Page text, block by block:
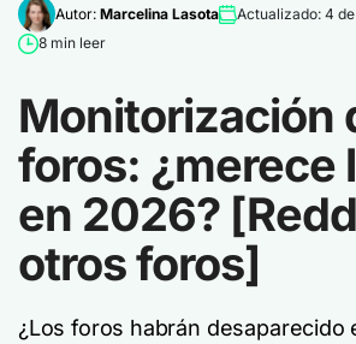
Autor: Marcelina Lasota
Actualizado: 4
8 min leer
Monitorización
foros: ¿merece
en 2026?
otros foros]
¿Los foros habrán desaparecido